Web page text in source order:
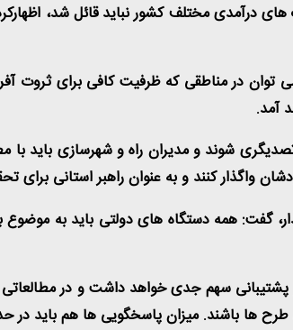
درآمدی مختلف کشور نباید قائل شد،
توان در مناطقی که ظرفیت کافی برای ثروت
آمد.
تصدیگری شوند و مدیران راه و شهرسازی
واگذار کنند و به عنوان راهبر استانی برای
گفت: همه دستگاه های دولتی باید به
سهم جدی خواهد داشت و در مطالعاتی
ها باشند. میزان پاسخگویی ها هم باید در